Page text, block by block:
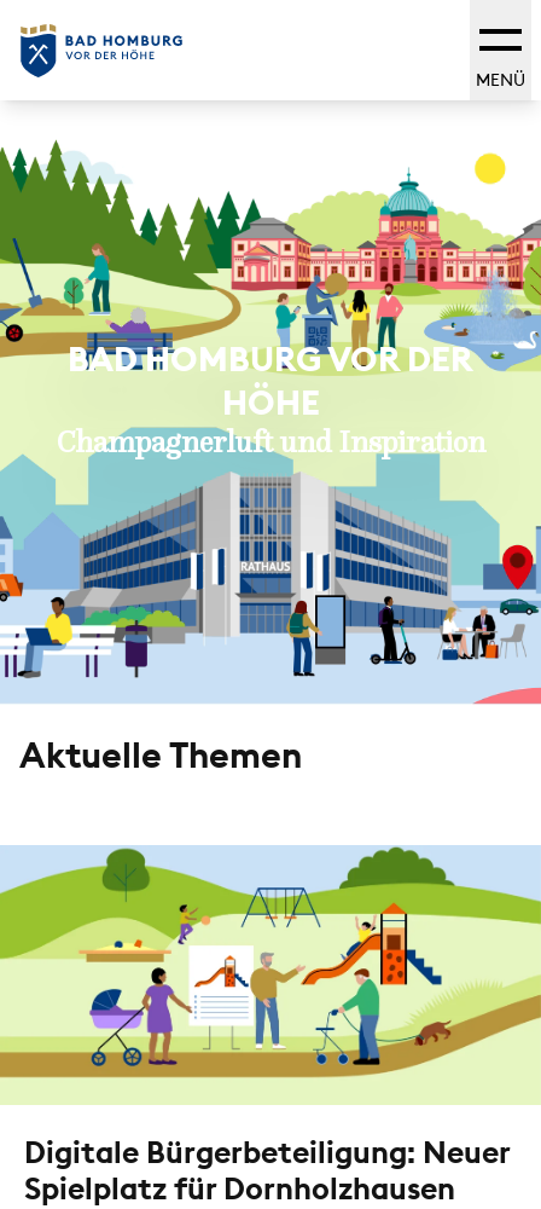
MENÜ
BAD HOMBURG VOR DER
HÖHE
Champagnerluft und Inspiration
Aktuelle Themen
Digitale Bürgerbeteiligung: Neuer
Spielplatz für Dornholzhausen